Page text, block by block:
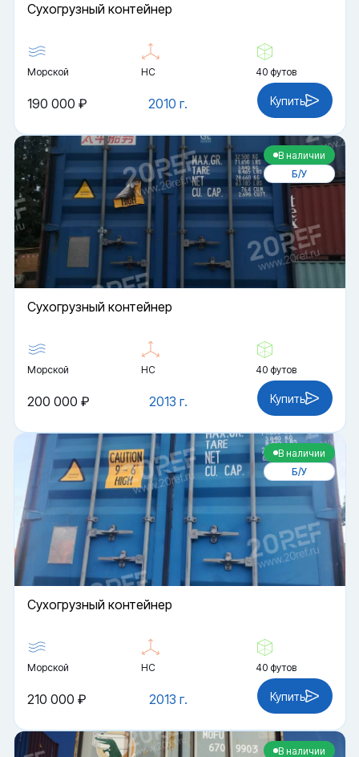
Cухогрузный контейнер
Морской HC 40 футов
2010 г.
190 000 ₽ Купить
В наличии
Б/У
Cухогрузный контейнер
Морской HC 40 футов
2013 г.
200 000 ₽ Купить
В наличии
Б/У
Cухогрузный контейнер
Морской HC 40 футов
2013 г.
210 000 ₽ Купить
В наличии